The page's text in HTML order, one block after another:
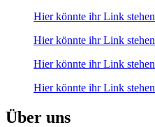
Hier könnte ihr Link stehen
Hier könnte ihr Link stehen
Hier könnte ihr Link stehen
Hier könnte ihr Link stehen
Über uns